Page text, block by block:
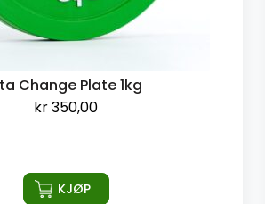
Change Plate 1kg
kr350,00
KJØP